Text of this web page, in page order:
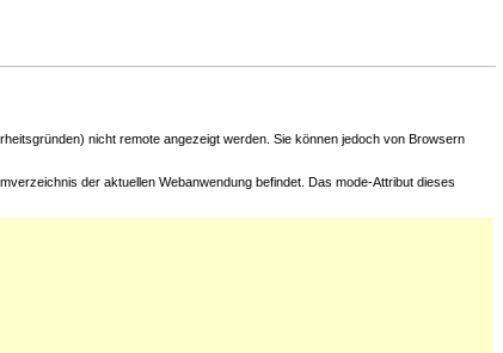
nicht remote angezeigt werden. Sie können jedoch von Browsern
der aktuellen Webanwendung befindet. Das mode-Attribut dieses